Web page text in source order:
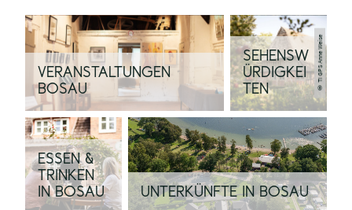
VERANSTALTUNGEN
BOSAU
SEHENSW
ÜRDIGKEI
TEN
© TI GPS Anne Weise
ESSEN &
TRINKEN
IN BOSAU
UNTERKÜNFTE IN BOSAU